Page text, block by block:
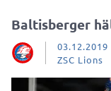
Baltisberger
03.12.2019
ZSC Lions